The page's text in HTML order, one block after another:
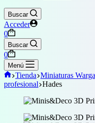
Buscar
Acceder
Carro
de
compra
0
Buscar
Carro
de
compra
0
Menú
Inicio
Tienda Miniaturas
profesional Hades